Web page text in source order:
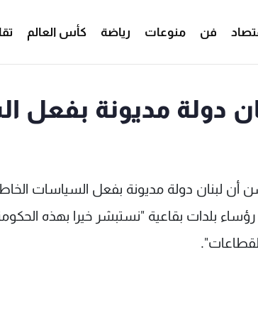
فن منوعات رياضة كأس العالم
دولة مديونة بفعل
أن لبنان دولة مديونة بفعل السياسات
بلدات بقاعية "نستبشر خيرا بهذه